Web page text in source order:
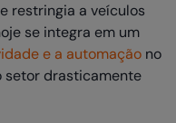
restringia a veículos
se integra em um
e a automação no
setor drasticamente